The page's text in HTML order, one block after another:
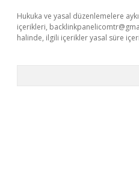
Hukuka ve yasal düzenlemelere
içerikleri,
halinde, ilgili içerikler yasal süre